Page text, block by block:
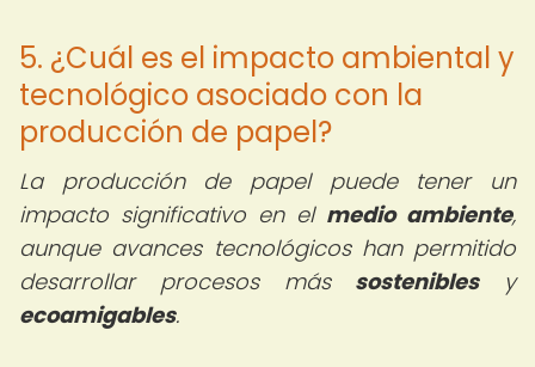
5. ¿Cuál es el impacto ambiental y
tecnológico asociado con la
producción de papel?
La producción de papel puede tener un
impacto significativo en el medio ambiente,
aunque avances tecnológicos han permitido
desarrollar procesos más sosteniblesy
ecoamigables.